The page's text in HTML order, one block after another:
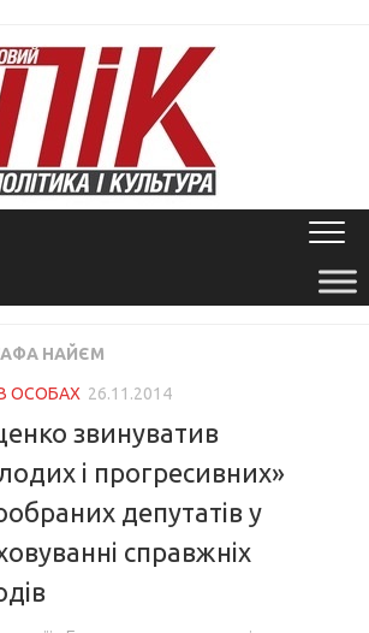
НАЙЄМ
ОСОБАХ 26.11.2014
звинуватив
і прогресивних»
депутатів у
справжніх